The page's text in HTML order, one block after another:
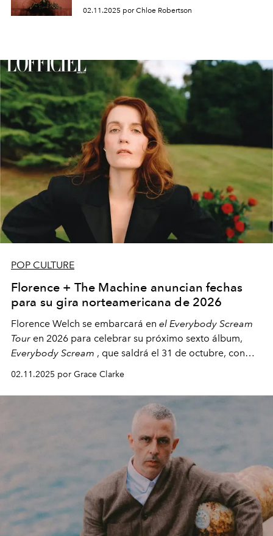
02.11.2025 por Chloe Robertson
POP CULTURE
Florence + The Machine anuncian fechas
para su gira norteamericana de 2026
Florence Welch se embarcará en el Everybody Scream
Tour en 2026 para celebrar su próximo sexto álbum,
Everybody Scream , que saldrá el 31 de octubre, con
fechas en Norteamérica a partir de abril del próximo
02.11.2025 por Grace Clarke